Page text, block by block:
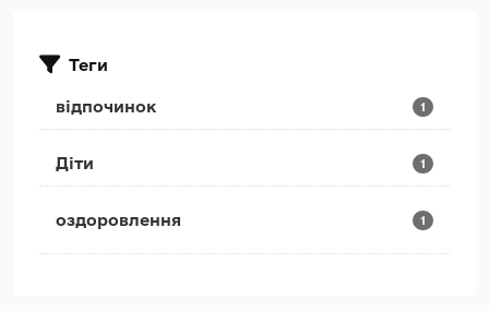
Теги
відпочинок 1
Діти 1
оздоровлення 1